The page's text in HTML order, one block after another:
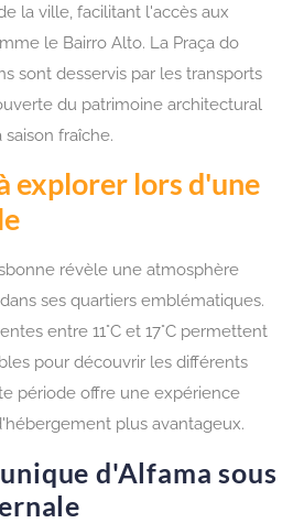
la ville, facilitant l'accès aux
le Bairro Alto. La Praça do
sont desservis par les transports
du patrimoine architectural
fraîche.
explorer lors d'une
révèle une atmosphère
ses quartiers emblématiques.
entre 11°C et 17°C permettent
pour découvrir les différents
période offre une expérience
plus avantageux.
d'Alfama sous